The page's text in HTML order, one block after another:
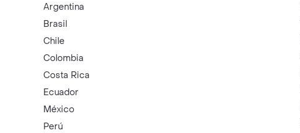
Argentina
Brasil
Chile
Colombia
Costa Rica
Ecuador
México
Perú